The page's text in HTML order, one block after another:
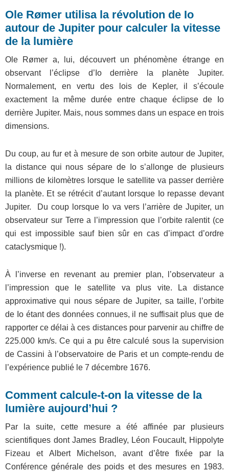
Ole Rømer utilisa la révolution de Io
autour de Jupiter pour calculer la vitesse
de la lumière
Ole Rømer a, lui, découvert un phénomène étrange en
observant l’éclipse d’Io derrière la planète Jupiter.
Normalement, en vertu des lois de Kepler, il s’écoule
exactement la même durée entre chaque éclipse de Io
derrière Jupiter. Mais, nous sommes dans un espace en trois
dimensions.
Du coup, au fur et à mesure de son orbite autour de Jupiter,
la distance qui nous sépare de Io s’allonge de plusieurs
millions de kilomètres lorsque le satellite va passer derrière
la planète. Et se rétrécit d’autant lorsque Io repasse devant
Jupiter. Du coup lorsque Io va vers l’arrière de Jupiter, un
observateur sur Terre a l’impression que l’orbite ralentit (ce
qui est impossible sauf bien sûr en cas d’impact d’ordre
cataclysmique !).
À l’inverse en revenant au premier plan, l’observateur a
l’impression que le satellite va plus vite. La distance
approximative qui nous sépare de Jupiter, sa taille, l’orbite
de Io étant des données connues, il ne suffisait plus que de
rapporter ce délai à ces distances pour parvenir au chiffre de
225.000 km/s. Ce qui a pu être calculé sous la supervision
de Cassini à l’observatoire de Paris et un compte-rendu de
l’expérience publié le 7 décembre 1676.
Comment calcule-t-on la vitesse de la
lumière aujourd’hui ?
Par la suite, cette mesure a été affinée par plusieurs
scientifiques dont James Bradley, Léon Foucault, Hippolyte
Fizeau et Albert Michelson, avant d’être fixée par la
Conférence générale des poids et des mesures en 1983.